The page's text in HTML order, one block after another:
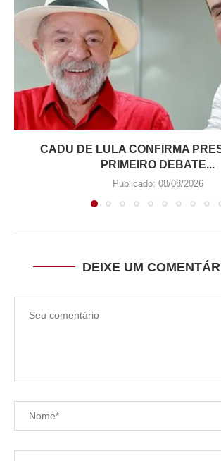
CADU DE LULA CONFIRMA
PRIMEIRO DEBATE...
Publicado: 08/08/2026
DEIXE UM